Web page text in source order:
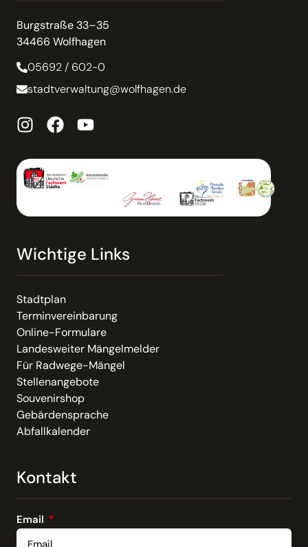
Burgstraße 33–35
34466 Wolfhagen
05692 / 602-0
stadtverwaltung@wolfhagen.de
Wichtige Links
Stadtplan
Terminvereinbarung
Online-Formulare
Landesweiter Mängelmelder
Für Radwege-Mängel
Stellenangebote
Souvenirshop
Gebärdensprache
Abfallkalender
Kontakt
Email